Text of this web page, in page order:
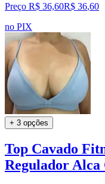
Preço R$ 36,60R$ 36,60
no PIX
+ 3 opções
Top Cavado
Regulador Alca